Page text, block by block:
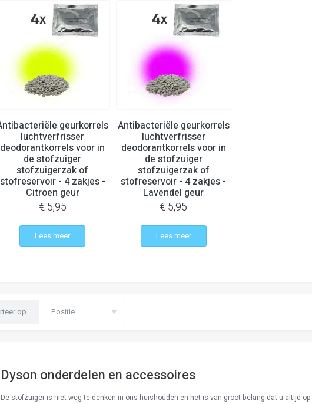
geurkorrels
luchtverfrisser
deodorantkorrels voor in
de stofzuiger
stofzuigerzak of
stofreservoir - 4 zakjes -
Citroen geur
€ 5,95
Lees meer
Antibacteriële geurkorrels
luchtverfrisser
deodorantkorrels voor in
de stofzuiger
stofzuigerzak of
stofreservoir - 4 zakjes -
Lavendel geur
€ 5,95
Lees meer
op
Dyson onderdelen en accessoires
De stofzuiger is niet weg te denken in ons huishouden en het is van groot belang dat u altijd